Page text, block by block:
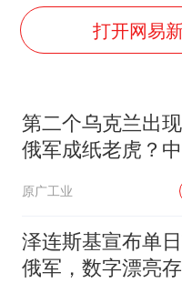
《
打开网易
第二个乌克兰出
俄军成纸老虎？
原广工业
泽连斯基宣布单
俄军，数字漂亮